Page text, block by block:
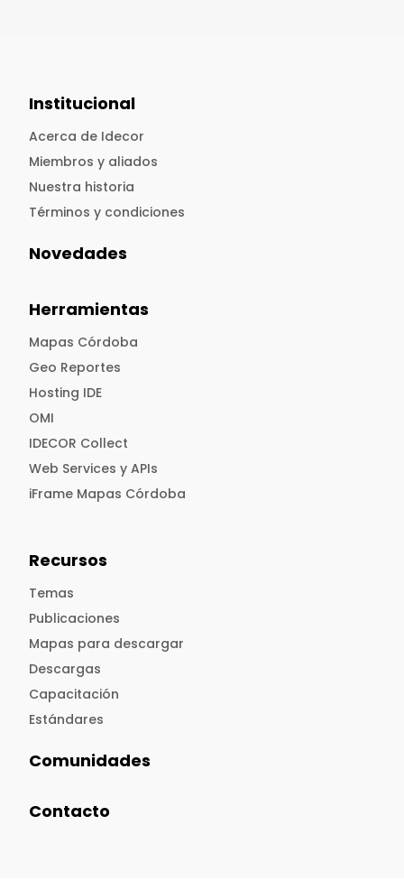
Institucional
Acerca de Idecor
Miembros y aliados
Nuestra historia
Términos y condiciones
Novedades
Herramientas
Mapas Córdoba
Geo Reportes
Hosting IDE
OMI
IDECOR Collect
Web Services y APIs
iFrame Mapas Córdoba
Recursos
Temas
Publicaciones
Mapas para descargar
Descargas
Capacitación
Estándares
Comunidades
Contacto